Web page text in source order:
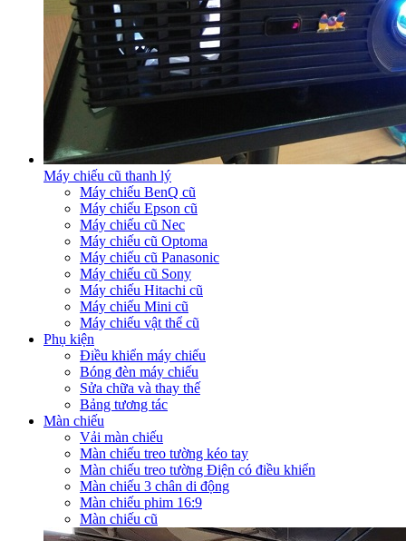
Máy chiếu cũ thanh lý
Máy chiếu BenQ cũ
Máy chiếu Epson cũ
Máy chiếu cũ Nec
Máy chiếu cũ Optoma
Máy chiếu cũ Panasonic
Máy chiếu cũ Sony
Máy chiếu Hitachi cũ
Máy chiếu Mini cũ
Máy chiếu vật thể cũ
Phụ kiện
Điều khiển máy chiếu
Bóng đèn máy chiếu
Sửa chữa và thay thế
Bảng tương tác
Màn chiếu
Vải màn chiếu
Màn chiếu treo tường kéo tay
Màn chiếu treo tường Điện có điều khiển
Màn chiếu 3 chân di động
Màn chiếu phim 16:9
Màn chiếu cũ